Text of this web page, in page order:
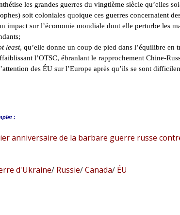
les grandes guerres du vingtième siècle qu’elles
soit coloniales quoique ces guerres concernaient
impact sur l’économie mondiale dont elle perturbe les
least, qu’elle donne un coup de pied dans l’équilibre
l’OTSC, ébranlant le rapprochement Chine-
des ÉU sur l’Europe après qu’ils se sont
:
anniversaire de la barbare guerre russe
d'Ukraine/Russie/Canada/ÉU